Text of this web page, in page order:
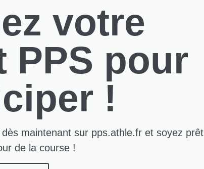
votre
PPS pour
!
maintenant sur pps.athle.fr et soyez prêt
de la course !